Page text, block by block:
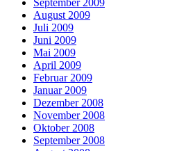
September 2009
August 2009
Juli 2009
Juni 2009
Mai 2009
April 2009
Februar 2009
Januar 2009
Dezember 2008
November 2008
Oktober 2008
September 2008